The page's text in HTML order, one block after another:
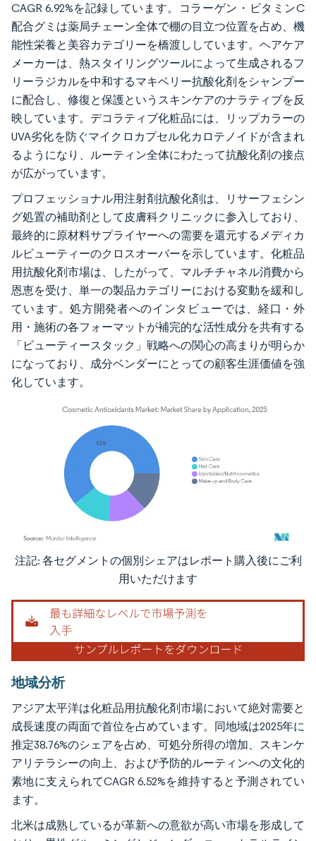
CAGR 6.92%を記録しています。コラーゲン・ビタミンC
配合グミは薬局チェーン全体で棚の目立つ位置を占め、機
能性栄養と美容カテゴリーを橋渡ししています。ヘアケア
メーカーは、熱スタイリングツールによって生成されるフ
リーラジカルを中和するマキベリー抗酸化剤をシャンプー
に配合し、修復と保護というスキンケアのナラティブを反
映しています。デコラティブ化粧品には、リップカラーの
UVA劣化を防ぐマイクロカプセル化カロテノイドが含まれ
るようになり、ルーティン全体にわたって抗酸化剤の接点
が広がっています。
プロフェッショナル用注射剤抗酸化剤は、リサーフェシン
グ処置の補助剤として皮膚科クリニックに参入しており、
最終的に原材料サプライヤーへの需要を還元するメディカ
ルビューティーのクロスオーバーを示しています。化粧品
用抗酸化剤市場は、したがって、マルチチャネル消費から
恩恵を受け、単一の製品カテゴリーにおける変動を緩和し
ています。処方開発者へのインタビューでは、経口・外
用・施術の各フォーマットが補完的な活性成分を共有する
「ビューティースタック」戦略への関心の高まりが明らか
になっており、成分ベンダーにとっての顧客生涯価値を強
化しています。
画像 © Mordor Intelligence。再利用にはCC BY 4.0の表示が必要です。
注記: 各セグメントの個別シェアはレポート購入後にご利
用いただけます
地域分析
アジア太平洋は化粧品用抗酸化剤市場において絶対需要と
成長速度の両面で首位を占めています。同地域は2025年に
推定38.76%のシェアを占め、可処分所得の増加、スキンケ
アリテラシーの向上、および予防的ルーティンへの文化的
素地に支えられてCAGR 6.52%を維持すると予測されてい
ます。
北米は成熟しているが革新への意欲が高い市場を形成して